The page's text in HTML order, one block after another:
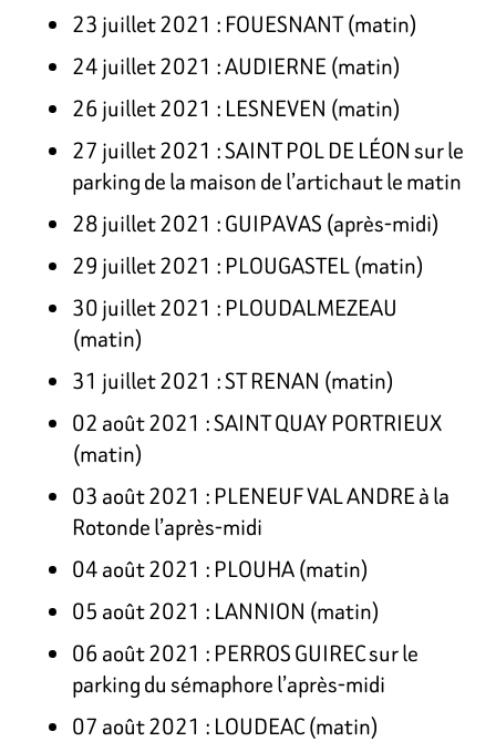
23 juillet 2021 : FOUESNANT (matin)
24 juillet 2021 : AUDIERNE (matin)
26 juillet 2021 : LESNEVEN (matin)
27 juillet 2021 : SAINT POL DE LÉON sur le
parking de la maison de l’artichaut le matin
28 juillet 2021 : GUIPAVAS (après-midi)
29 juillet 2021 : PLOUGASTEL (matin)
30 juillet 2021 : PLOUDALMEZEAU
(matin)
31 juillet 2021 : ST RENAN (matin)
02 août 2021 : SAINT QUAY PORTRIEUX
(matin)
03 août 2021 : PLENEUF VAL ANDRE à la
Rotonde l’après-midi
04 août 2021 : PLOUHA (matin)
05 août 2021 : LANNION (matin)
06 août 2021 : PERROS GUIREC sur le
parking du sémaphore l’après-midi
07 août 2021 : LOUDEAC (matin)